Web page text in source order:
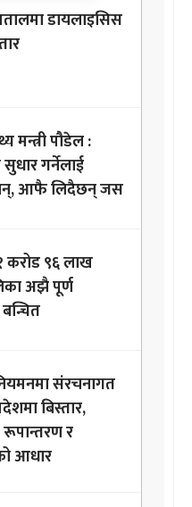
डायलाइसिस
मन्त्री पौडेल :
गर्नेलाई
आफै लिदैछन् जस
करोड ९६ लाख
अझै पूर्ण
संरचनागत
बिस्तार,
र
आधार